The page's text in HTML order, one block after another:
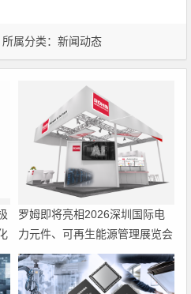
属分类：新闻动态
罗姆即将亮相2026深圳国际电
力元件、可再生能源管理展览会
暨研讨会